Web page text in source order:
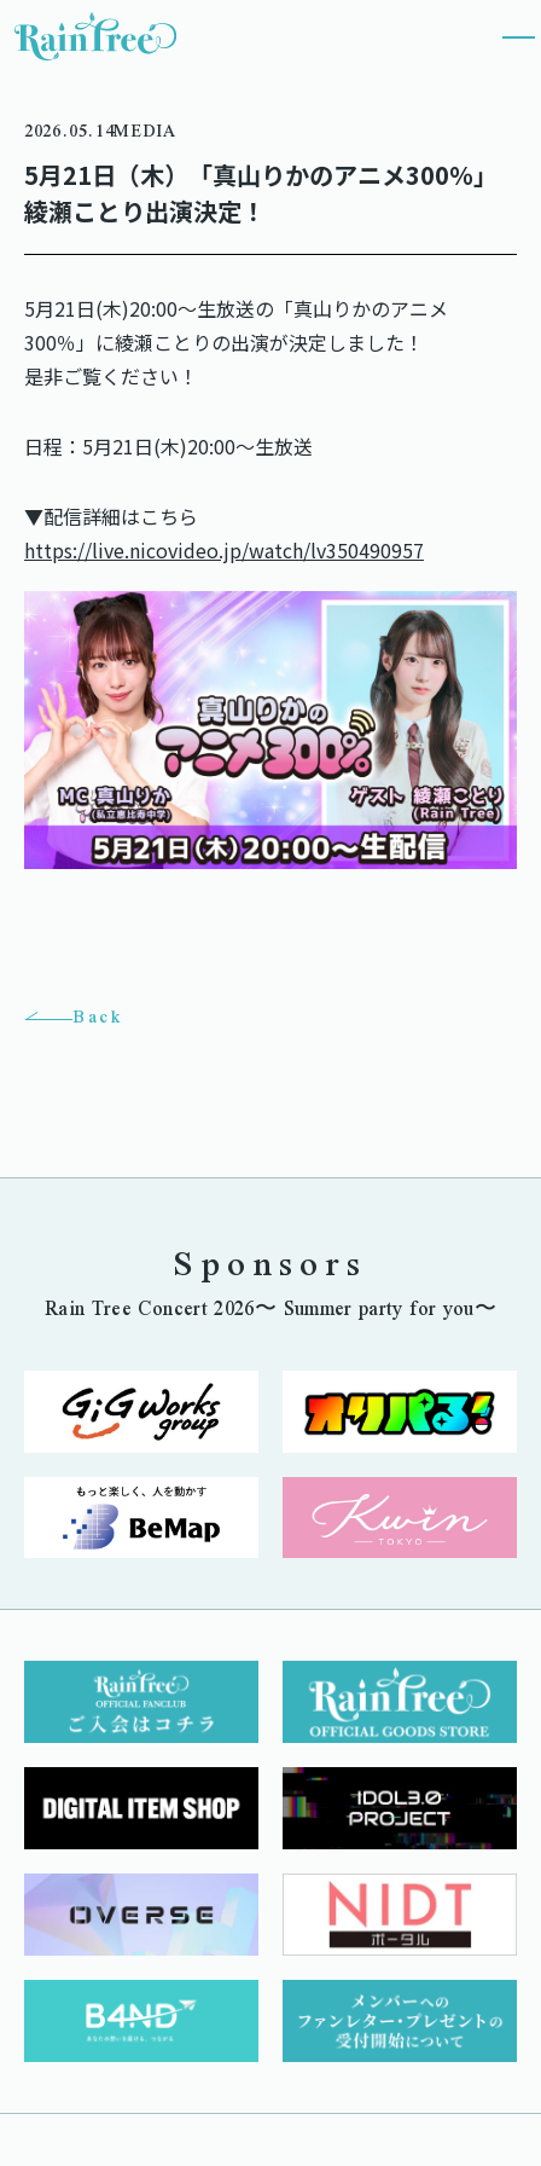
2026.05.14MEDIA
5月21日（木）「真山りかのアニメ300％」
綾瀬ことり出演決定！
5月21日(木)20:00〜生放送の「真山りかのアニメ
300％」に綾瀬ことりの出演が決定しました！
是非ご覧ください！
日程：5月21日(木)20:00〜生放送
▼配信詳細はこちら
https://live.nicovideo.jp/watch/lv350490957
Back
Sponsors
Rain Tree Concert 2026〜 Summer party for you〜